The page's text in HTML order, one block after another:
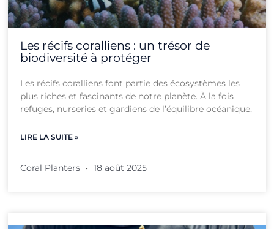
Les récifs coralliens : un trésor de
biodiversité à protéger
Les récifs coralliens font partie des écosystèmes les
plus riches et fascinants de notre planète. À la fois
refuges, nurseries et gardiens de l’équilibre océanique,
LIRE LA SUITE »
Coral Planters 18 août 2025